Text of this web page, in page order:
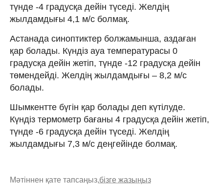
түнде -4 градусқа дейін түседі. Желдің
жылдамдығы 4,1 м/с болмақ.
Астанада синоптиктер болжамынша, аздаған
қар болады. Күндіз ауа температурасы 0
градусқа дейін жетіп, түнде -12 градусқа дейін
төмендейді. Желдің жылдамдығы – 8,2 м/с
болады.
Шымкентте бүгін қар болады деп күтілуде.
Күндіз термометр бағаны 4 градусқа дейін жетіп,
түнде -6 градусқа дейін түседі. Желдің
жылдамдығы 7,3 м/с деңгейінде болмақ.
Мәтіннен қате тапсаңыз,бізге жазыңыз